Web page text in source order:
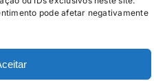
pode afetar negativamente